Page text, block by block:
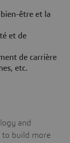
être et la
et de
de carrière
etc.
and
to build more